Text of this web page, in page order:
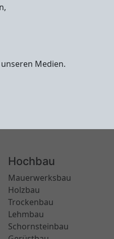
Medien.
Hochbau
Mauerwerksbau
Holzbau
Trockenbau
Lehmbau
Schornsteinbau